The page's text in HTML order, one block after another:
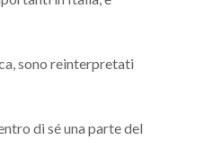
sono reinterpretati
di sé una parte del